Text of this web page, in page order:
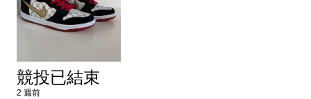
競投已結束
2 週前